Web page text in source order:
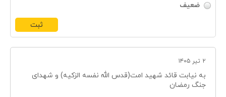
ضعیف
۲ تير ۱۴۰۵
به نیابت قائد شهید امت(قدس الله نفسه الزکیه) و شهدای
جنگ رمضان